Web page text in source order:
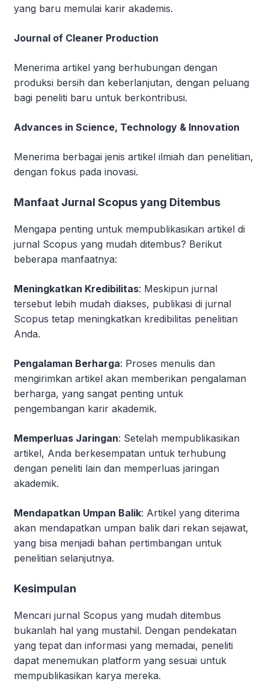
yang baru memulai karir akademis.
Journal of Cleaner Production
Menerima artikel yang berhubungan dengan
produksi bersih dan keberlanjutan, dengan peluang
bagi peneliti baru untuk berkontribusi.
Advances in Science, Technology & Innovation
Menerima berbagai jenis artikel ilmiah dan penelitian,
dengan fokus pada inovasi.
Manfaat Jurnal Scopus yang Ditembus
Mengapa penting untuk mempublikasikan artikel di
jurnal Scopus yang mudah ditembus? Berikut
beberapa manfaatnya:
Meningkatkan Kredibilitas: Meskipun jurnal
tersebut lebih mudah diakses, publikasi di jurnal
Scopus tetap meningkatkan kredibilitas penelitian
Anda.
Pengalaman Berharga: Proses menulis dan
mengirimkan artikel akan memberikan pengalaman
berharga, yang sangat penting untuk
pengembangan karir akademik.
Memperluas Jaringan: Setelah mempublikasikan
artikel, Anda berkesempatan untuk terhubung
dengan peneliti lain dan memperluas jaringan
akademik.
Mendapatkan Umpan Balik: Artikel yang diterima
akan mendapatkan umpan balik dari rekan sejawat,
yang bisa menjadi bahan pertimbangan untuk
penelitian selanjutnya.
Kesimpulan
Mencari jurnal Scopus yang mudah ditembus
bukanlah hal yang mustahil. Dengan pendekatan
yang tepat dan informasi yang memadai, peneliti
dapat menemukan platform yang sesuai untuk
mempublikasikan karya mereka.